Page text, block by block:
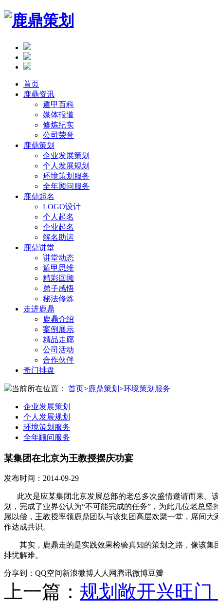
首页
鹿鼎资讯
遁甲百科
媒体报道
修炼纪实
公司荣誉
鹿鼎策划
企业发展策划
个人发展规划
环境策划服务
全年顾问服务
鹿鼎起名
LOGO设计
个人起名
企业起名
解名助运
鹿鼎讲堂
讲堂动态
遁甲思维
精彩回顾
弟子感悟
秘法修炼
走进鹿鼎
鹿鼎介绍
案例展示
精品走廊
公司活动
合作伙伴
奇门排盘
当前所在位置： 首页>鹿鼎策划 >环境策划服务
企业发展策划
个人发展规划
环境策划服务
全年顾问服务
某集团在北京为王教授摆庆功宴
发布时间：2014-09-29
此次是应某集团北京发展总部的老总多次盛情邀请而来。
划，完成了业界公认为“不可能完成的任务”，为此几位老总
愿以偿，王教授率领鹿鼎团队与该集团高层欢聚一堂，席间
作达成共识。
其实，鹿鼎走的是实践效果检验真知的策划之路，像该集
排忧解难。
分享到： QQ空间新浪微博人人网 腾讯微博豆瓣
上一篇： 规划敞开兴旺